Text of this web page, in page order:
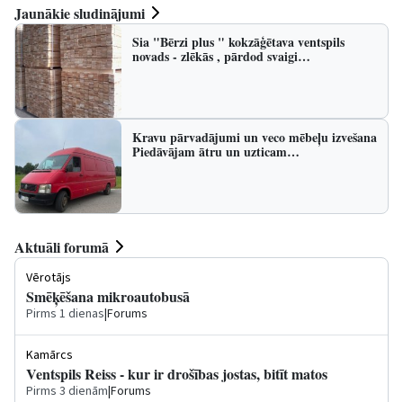
Jaunākie sludinājumi
Sia "Bērzi plus " kokzāģētava ventspils
novads - zlēkās , pārdod svaigi…
Kravu pārvadājumi un veco mēbeļu izvešana
Piedāvājam ātru un uzticam…
Aktuāli forumā
Vērotājs
Smēķēšana mikroautobusā
Pirms 1 dienas|Forums
Kamārcs
Ventspils Reiss - kur ir drošības jostas, bitīt matos
Pirms 3 dienām|Forums